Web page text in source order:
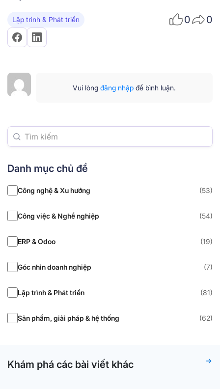
Lập trình & Phát triển 0 0
Vui lòng đăng nhập để bình luận.
Danh mục chủ đề
Công nghệ & Xu hướng (53)
Công việc & Nghề nghiệp (54)
ERP & Odoo (19)
Góc nhìn doanh nghiệp (7)
Lập trình & Phát triển (81)
Sản phẩm, giải pháp & hệ thống (62)
Khám phá các bài viết khác